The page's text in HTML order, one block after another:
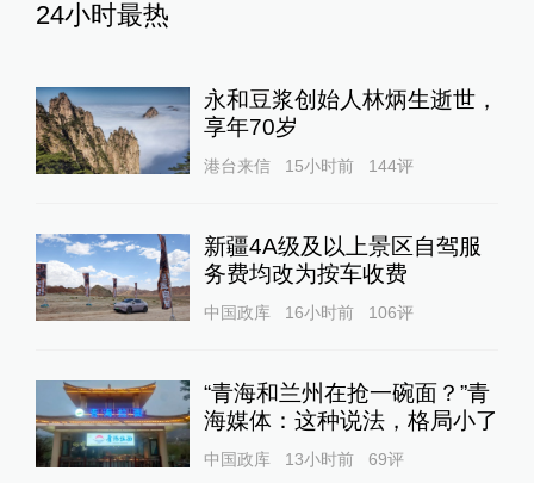
伊朗新闻电视台：伊朗24日对以发动数轮袭
12:09
以军说伊朗向以发射第五波导弹，以急救组
11:49
以色列军方24日表示：伊朗向以色列发射当
11:14
伊朗和以色列宣布正式停火
查看详情
24小时最热
永和豆浆创始人林炳生逝世，
享年70岁
港台来信 15小时前 144评
新疆4A级及以上景区自驾服
务费均改为按车收费
中国政库 16小时前 106评
“青海和兰州在抢一碗面？”青
海媒体：这种说法，格局小了
中国政库 13小时前 69评